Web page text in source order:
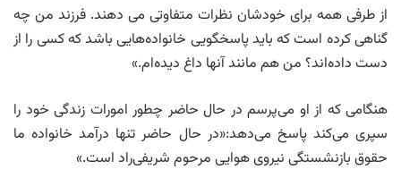
از طرفی همه برای خودشان نظرات متفاوتی می دهند. فرزند من چه
گناهی کرده است که باید پاسخگویی خانواده‌هایی باشد که کسی را از
دست داده‌اند؟ من هم مانند آنها داغ دیده‌ام.»
هنگامی که از او می‌پرسم در حال حاضر چطور امورات زندگی خود را
سپری می‌کند پاسخ می‌دهد:«در حال حاضر تنها درآمد خانواده ما
حقوق بازنشستگی نیروی هوایی مرحوم شریفی‌راد است.»